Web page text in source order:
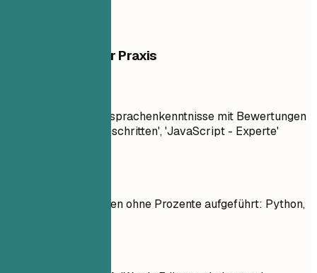
Beispiele aus der Praxis
Meine Programmiersprachenkenntnisse mit Bewertungen
wie 'Python - Fortgeschritten', 'JavaScript - Experte'
Programmiersprachen ohne Prozente aufgeführt: Python,